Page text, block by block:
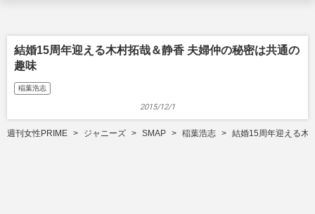
結婚15周年迎える木村拓哉＆静香 夫婦仲の秘密は共通の
趣味
稲葉浩志
2015/12/1
週刊女性PRIME ジャニーズ SMAP 稲葉浩志 結婚15周年迎える木